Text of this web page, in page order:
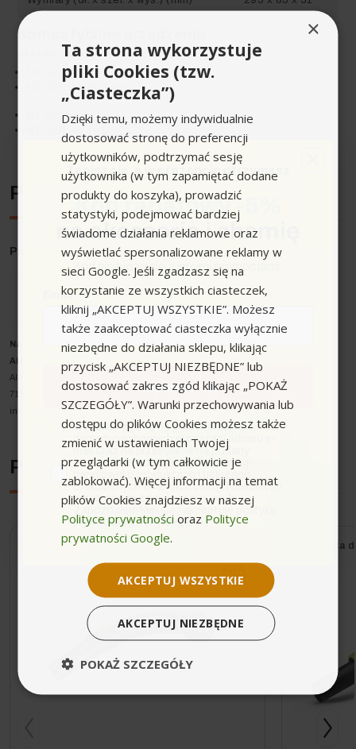
Kompatybilne urządzenia
Aktualny asortyment
NT 22/1 Ap Bp L
NT 22/1 Ap Bp Pack L
NT 22/1 Ap L
NT 22/1 Ap Te L
Producent
Producent: Karcher
Nazwa producenta oraz o soba odpowiedzialna w UE:
Alfred Kärcher SE & Co. KG
Alfred-Kärcher-Strasse 28-40
71364 Winnenden
info@karcher.com
Podobne urządzenia
Wysyłka do 24h Wysyłka
×
Ta strona wykorzystuje
pliki Cookies (tzw.
„Ciasteczka”)
Dzięki temu, możemy indywidualnie
dostosować stronę do preferencji
użytkowników, podtrzymać sesję
użytkownika (w tym zapamiętać dodane
produkty do koszyka), prowadzić
statystyki, podejmować bardziej
świadome działania reklamowe oraz
wyświetlać spersonalizowane reklamy w
sieci Google. Jeśli zgadzasz się na
korzystanie ze wszystkich ciasteczek,
kliknij „AKCEPTUJ WSZYSTKIE”. Możesz
także zaakceptować ciasteczka wyłącznie
niezbędne do działania sklepu, klikając
przycisk „AKCEPTUJ NIEZBĘDNE” lub
dostosować zakres zgód klikając „POKAŻ
SZCZEGÓŁY”. Warunki przechowywania lub
dostępu do plików Cookies możesz także
zmienić w ustawieniach Twojej
przeglądarki (w tym całkowicie je
zablokować). Więcej informacji na temat
plików Cookies znajdziesz w naszej
Polityce prywatności oraz Polityce
prywatności Google.
AKCEPTUJ WSZYSTKIE
AKCEPTUJ NIEZBĘDNE
POKAŻ SZCZEGÓŁY
Zapisz się, a w prezencie otrzymasz
Kod rabatowy -5%
na akcesoria i chemię
Kod nie łączy się z innymi promocjami.
Email
Zapisuję się
zgodaWyrażam zgodę na przetwarzanie moich
danych osobowych w postaci adresu e-
mail oraz na przesyłanie na podany
przeze mnie adres e-mail informacji
handlowej o produktach i usługach
oferowanych w ramach usługi Newsletter
przez ocean.com sp. z o.o. sp. k.
Zapoznałem/łam się i akceptuję politykę
prywatności. *(wymagane)